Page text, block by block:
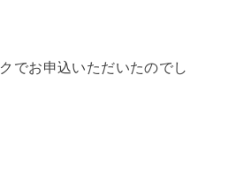
でお申込いただいたのでし